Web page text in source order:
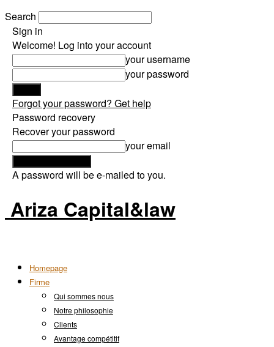
Search
Sign in
Welcome! Log into your account
your username
your password
Forgot your password? Get help
Password recovery
Recover your password
your email
A password will be e-mailed to you.
Ariza Capital&law
Homepage
Firme
Qui sommes nous
Notre philosophie
Clients
Avantage compétitif